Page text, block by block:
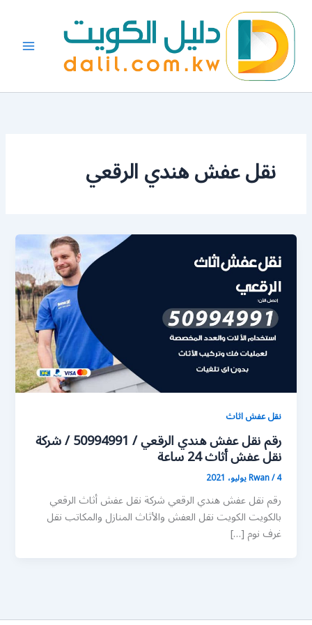
المحتوى
نقل عفش هندي الرقعي
نقل عفش اثاث
رقم نقل عفش هندي الرقعي / 50994991 / شركة
نقل عفش أثاث 24 ساعة
Rwan/4 يوليو، 2021
رقم نقل عفش هندي الرقعي شركة نقل عفش أثاث الرقعي
بالكويت الكويت نقل العفش والأثاث المنازل والمكاتب نقل
غرف نوم […]